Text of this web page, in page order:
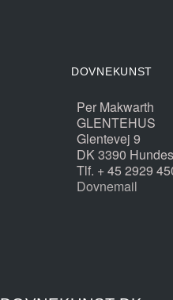
DOVNEKUNST
Per Makwarth
GLENTEHUS
Glentevej 9
DK 3390
Tlf. + 45 2929
Dovnemail